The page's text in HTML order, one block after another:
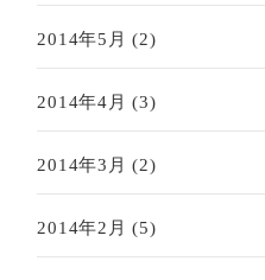
2014年5月 (2)
2014年4月 (3)
2014年3月 (2)
2014年2月 (5)